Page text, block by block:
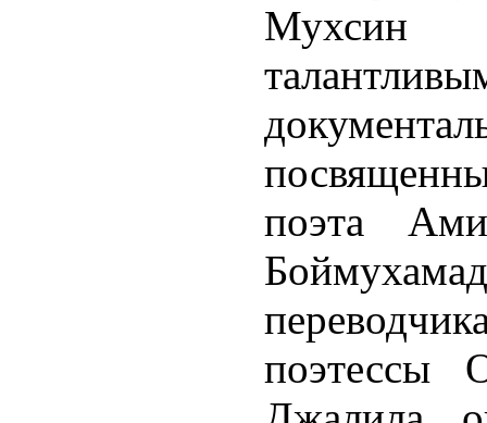
Мухсин
поэта
поэтессы